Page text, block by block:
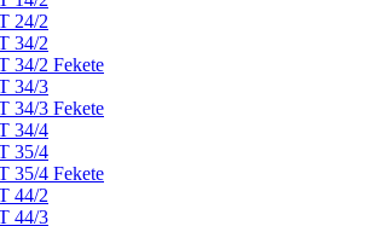
24/2
34/2
34/2 Fekete
34/3
34/3 Fekete
34/4
35/4
35/4 Fekete
44/2
44/3